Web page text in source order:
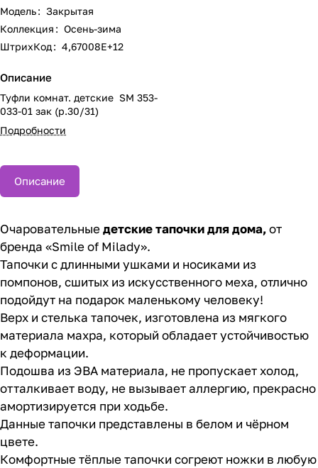
Модель: Закрытая
Коллекция : Осень-зима
ШтрихКод: 4,67008E+12
Описание
Туфли комнат. детские SM 353-
033-01 зак (р.30/31)
Подробности
Описание
Очаровательные детские тапочки для дома,от
бренда «Smile of Milady».
Тапочки с длинными ушками и носиками из
помпонов, сшитых из искусственного меха, отлично
подойдут на подарок маленькому человеку!
Верх и стелька тапочек, изготовлена из мягкого
материала махра, который обладает устойчивостью
к деформации.
Подошва из ЭВА материала, не пропускает холод,
отталкивает воду, не вызывает аллергию, прекрасно
амортизируется при ходьбе.
Данные тапочки представлены в белом и чёрном
цвете.
Комфортные тёплые тапочки согреют ножки в любую